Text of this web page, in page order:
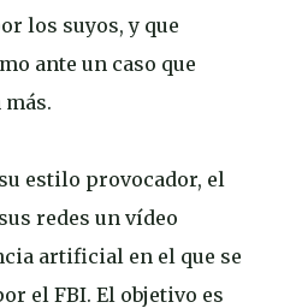
los suyos, y que
ante un caso que
estilo provocador, el
redes un vídeo
artificial en el que se
el FBI. El objetivo es